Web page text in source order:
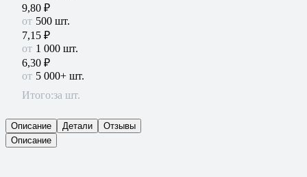
9,80 ₽
500 шт.
7,15 ₽
1 000 шт.
6,30 ₽
5 000+ шт.
Итого:за шт.
Описание Детали
Отзывы
Описание